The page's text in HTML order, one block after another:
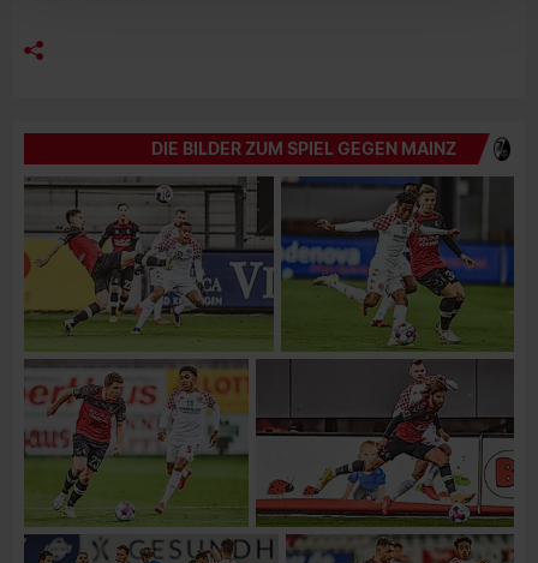
DIE BILDER ZUM SPIEL GEGEN MAINZ